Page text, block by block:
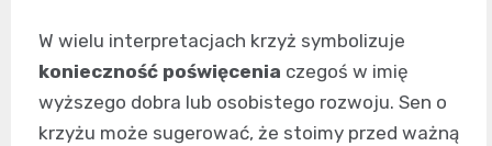
W wielu interpretacjach krzyż symbolizuje
konieczność poświęcenia czegoś w imię
wyższego dobra lub osobistego rozwoju. Sen o
krzyżu może sugerować, że stoimy przed ważną